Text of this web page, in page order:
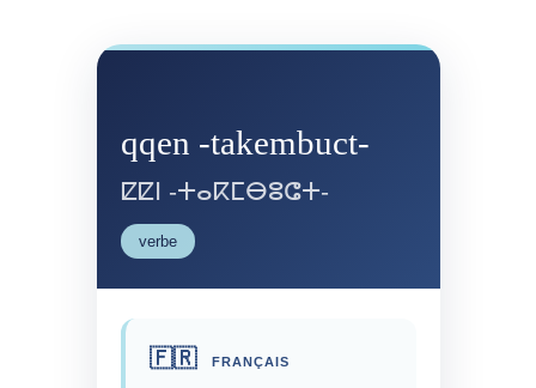
qqen -takembuct-
ⵇⵇⵏ -ⵜⴰⴽⵎⴱⵓⵛⵜ-
verbe
🇫🇷 FRANÇAIS